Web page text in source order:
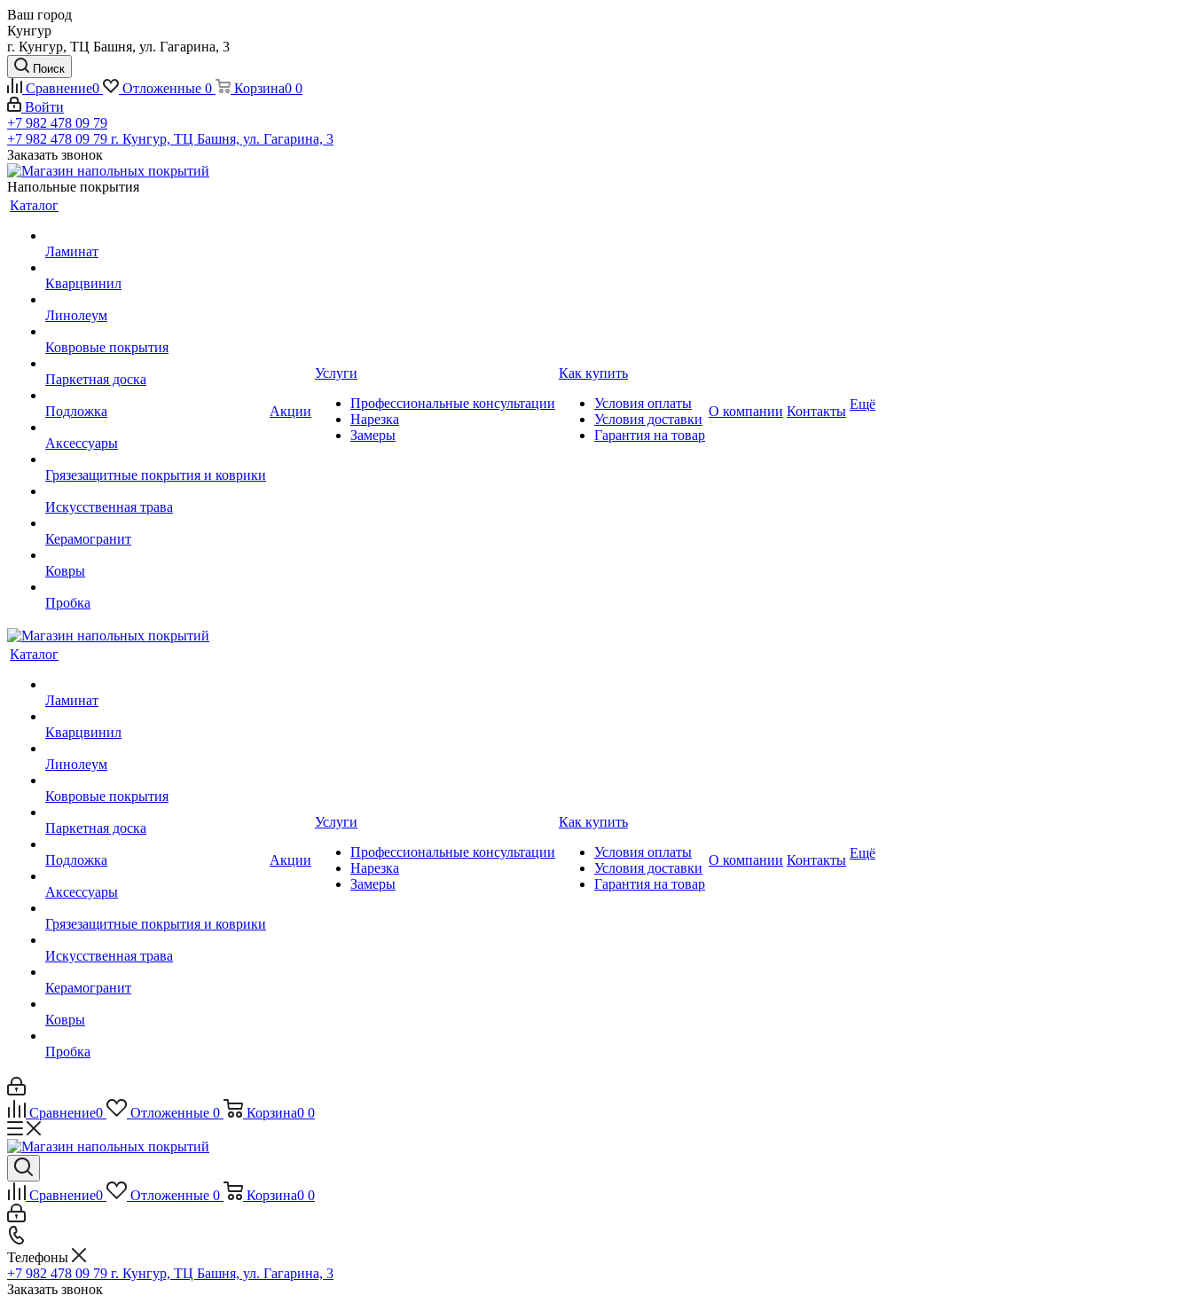
Ваш город
Кунгур
г. Кунгур, ТЦ Башня, ул. Гагарина, 3
Поиск
Сравнение0 Отложенные 0 Корзина0 0
Войти
+7 982 478 09 79
+7 982 478 09 79 г. Кунгур, ТЦ Башня, ул. Гагарина, 3
Заказать звонок
Напольные покрытия
Каталог
Ламинат
Кварцвинил
Линолеум
Ковровые покрытия
Паркетная доска
Подложка
Аксессуары
Грязезащитные покрытия и коврики
Искусственная трава
Керамогранит
Ковры
Пробка
Акции
Услуги
Профессиональные консультации
Нарезка
Замеры
Как купить
Условия оплаты
Условия доставки
Гарантия на товар
О компании Контакты Ещё
Каталог
Ламинат
Кварцвинил
Линолеум
Ковровые покрытия
Паркетная доска
Подложка
Аксессуары
Грязезащитные покрытия и коврики
Искусственная трава
Керамогранит
Ковры
Пробка
Акции
Услуги
Профессиональные консультации
Нарезка
Замеры
Как купить
Условия оплаты
Условия доставки
Гарантия на товар
О компании Контакты Ещё
Сравнение0 Отложенные 0 Корзина0 0
Сравнение0 Отложенные 0 Корзина0 0
Телефоны
+7 982 478 09 79 г. Кунгур, ТЦ Башня, ул. Гагарина, 3
Заказать звонок